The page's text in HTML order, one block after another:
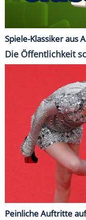
Spiele-Klassiker aus
Die Öffentlichkeit
Peinliche Auftritte